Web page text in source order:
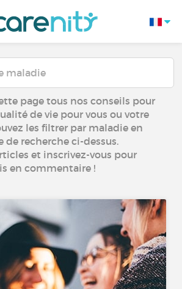
page tous nos conseils pour
de vie pour vous ou votre
les filtrer par maladie en
de recherche ci-dessus.
et inscrivez-vous pour
en commentaire !